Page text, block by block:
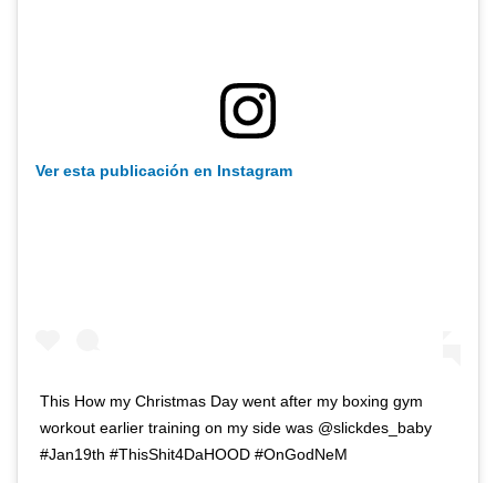
Ver esta publicación en Instagram
This How my Christmas Day went after my boxing gym
workout earlier training on my side was @slickdes_baby
#Jan19th #ThisShit4DaHOOD #OnGodNeM